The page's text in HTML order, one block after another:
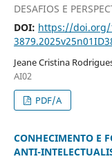
DESAFIOS E
DOI: https://doi.org/
Jeane Cristina
AI02
PDF/A
CONHECIMENTO E
ANTI-